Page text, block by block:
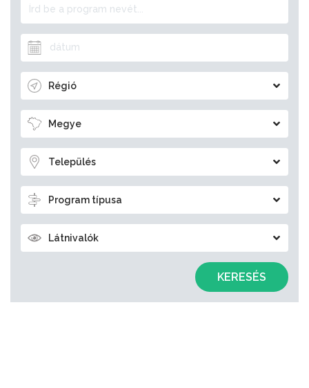
Régió
Megye
Település
Program típusa
Látnivalók
KERESÉS